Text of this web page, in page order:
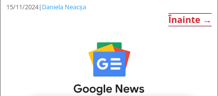
15/11/2024| Daniela Neacșa
Înainte →